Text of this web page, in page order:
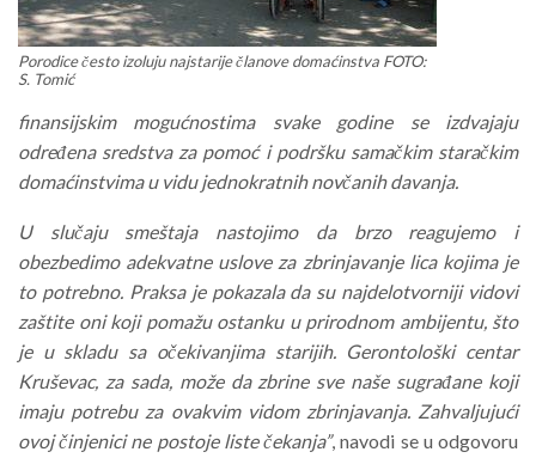
Porodice često izoluju najstarije članove domaćinstva FOTO:
S. Tomić
finansijskim mogućnostima svake godine se izdvajaju
određena sredstva za pomoć i podršku samačkim staračkim
domaćinstvima u vidu jednokratnih novčanih davanja.
U slučaju smeštaja nastojimo da brzo reagujemo i
obezbedimo adekvatne uslove za zbrinjavanje lica kojima je
to potrebno. Praksa je pokazala da su najdelotvorniji vidovi
zaštite oni koji pomažu ostanku u prirodnom ambijentu, što
je u skladu sa očekivanjima starijih. Gerontološki centar
Kruševac, za sada, može da zbrine sve naše sugrađane koji
imaju potrebu za ovakvim vidom zbrinjavanja. Zahvaljujući
ovoj činjenici ne postoje liste čekanja”, navodi se u odgovoru